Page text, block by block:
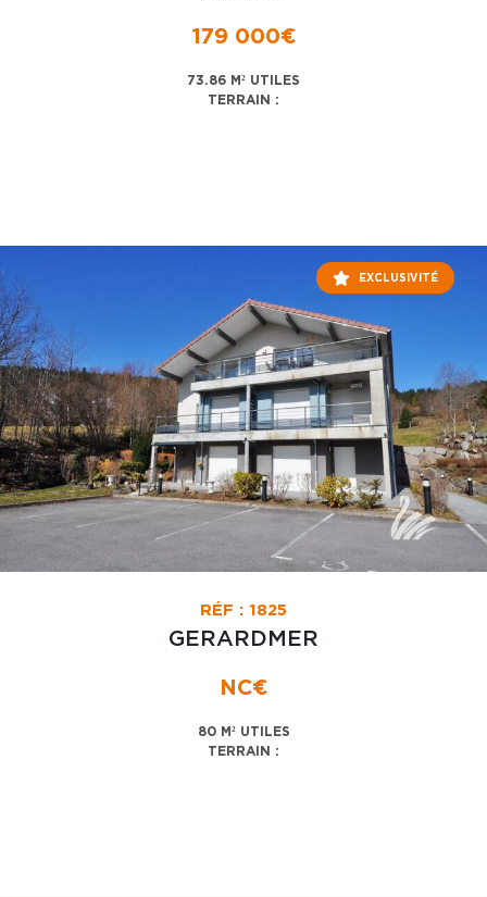
179 000€
73.86 M² UTILES
TERRAIN :
EXCLUSIVITÉ
RÉF : 1825
GERARDMER
NC€
80 M² UTILES
TERRAIN :